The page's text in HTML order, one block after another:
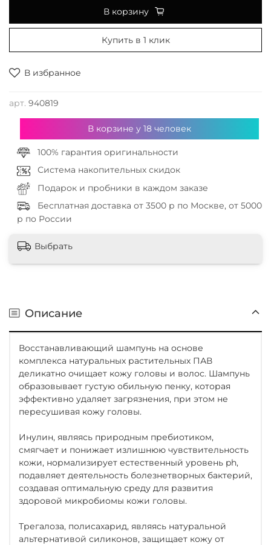
В избранное
арт. 940819
В корзину
Купить в 1 клик
В корзине у 18человек
100% гарантия оригинальности
Система накопительных скидок
Подарок и пробники в каждом заказе
Бесплатная доставка от 3500 р по Москве, от 5000
р по России
Выбрать
Описание
Восстанавливающий шампунь на основе
комплекса натуральных растительных ПАВ
деликатно очищает кожу головы и волос. Шампунь
образовывает густую обильную пенку, которая
эффективно удаляет загрязнения, при этом не
пересушивая кожу головы.
Инулин, являясь природным пребиотиком,
смягчает и понижает излишнюю чувствительность
кожи, нормализирует естественный уровень ph,
подавляет деятельность болезнетворных бактерий,
создавая оптимальную среду для развития
здоровой микробиомы кожи головы.
Трегалоза, полисахарид, являясь натуральной
альтернативой силиконов, защищает кожу от